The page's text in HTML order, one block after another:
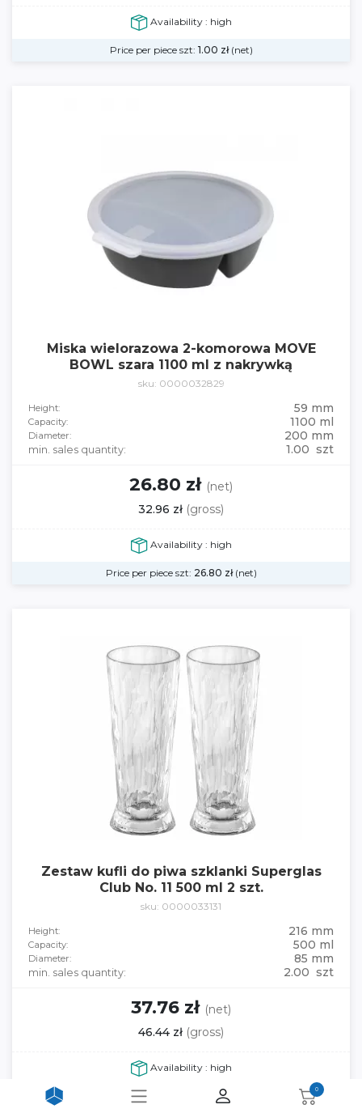
0
Availability : high
Price per piece szt: 1.00 zł(net)
Miska wielorazowa 2-komorowa MOVE
BOWL szara 1100 ml z nakrywką
sku: 0000032829
Height: 59 mm
Capacity: 1100 ml
Diameter: 200 mm
min. sales quantity: 1.00 szt
26.80 zł (net)
32.96 zł (gross)
Availability : high
Price per piece szt: 26.80 zł(net)
Zestaw kufli do piwa szklanki Superglas
Club No. 11 500 ml 2 szt.
sku: 0000033131
Height: 216 mm
Capacity: 500 ml
Diameter: 85 mm
min. sales quantity: 2.00 szt
37.76 zł (net)
46.44 zł (gross)
Availability : high
Price per piece szt: 18.88zł